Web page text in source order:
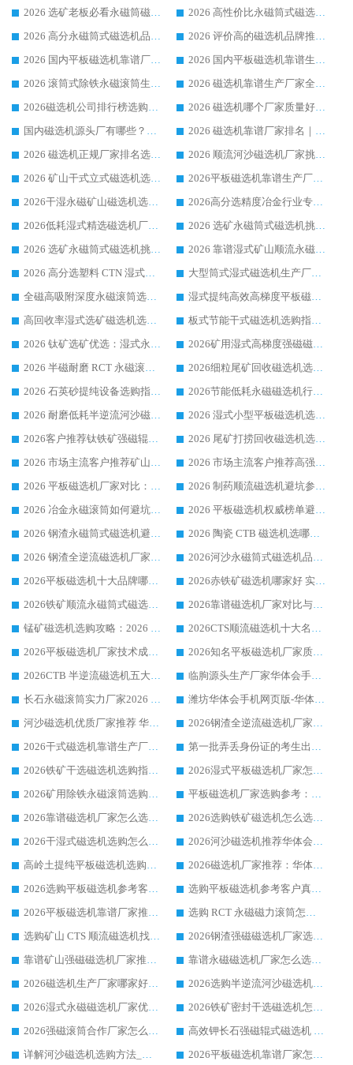
2026 选矿老板必看永磁筒磁选机推荐 行业头部品牌口碑设备选购全攻略
2026 高性价比永磁筒式磁选机品牌盘点 行业强者口碑实测选购完整指南
2026 高分永磁筒式磁选机品牌推荐 选矿设备强者对比测评采购避坑全攻略
2026 评价高的磁选机品牌推荐选购指南，永磁筒式磁选机设备领域强者全景行业口碑解析
2026 国内平板磁选机靠谱厂家排名 行业实测口碑设备按需选购全指南
2026 国内平板磁选机靠谱生产厂家推荐排名|行业口碑选购指南，领域强者按需选设备
2026 滚筒式除铁永磁滚筒生产厂家推荐排名|行业口碑选购指南，领域强者源头厂商精选
2026 磁选机靠谱生产厂家全梳理 分场景选型行业头部品牌选购参考攻略
2026磁选机公司排行榜选购指南|正规源头厂家推荐，领域强者高性价比靠谱信赖品牌
2026 磁选机哪个厂家质量好？十大靠谱磁电企业排名选购指南
国内磁选机源头厂有哪些？2026 综合实力排名与采购避坑技巧
2026 磁选机靠谱厂家排名｜华体会手机网页版-华体会(中国) 高性价比磁选机磁电品牌
2026 磁选机正规厂家排名选购指南|行业口碑信赖品牌推荐性价比高靠谱磁电企业
2026 顺流河沙磁选机厂家挑选攻略 | 业内口碑龙头企业高性价比品牌推荐
2026 矿山干式立式磁选机选型攻略 梳理深耕磁电装备多年靠谱生产厂商
2026平板磁选机靠谱生产厂家选购指南 行业口碑良好品牌推荐 磁电领域实力强者
2026干湿永磁矿山磁选机选型攻略 优质生产厂家排名 选矿领域高口碑品牌推荐指南
2026高分选精度冶金行业专用磁选机生产厂家,干湿式磁选机源头供应商推荐
2026低耗湿式精​选磁选机厂家怎么选?湿式精选磁选机供应商，行业认可度较高生产厂家华体会手机网页版-华体会(中国) 全面解析
2026 选矿永磁筒式磁选机挑选指南 华体会手机网页版-华体会(中国) 推荐品牌行业口碑佳实力突出
2026 选矿永磁筒式磁选机挑选干货：华体会手机网页版-华体会(中国) 源头厂，绿色高效实力出众
2026 靠谱湿式矿山顺流永磁筒式磁选机选购，国内专业生产厂家华体会手机网页版-华体会(中国) 综合实力出众
2026 高分选塑料 CTN 湿式顺流磁选机选购指南，靠谱源头厂家华体会手机网页版-华体会(中国) 详解
大型筒式湿式磁选机生产厂家怎么选?华体会手机网页版-华体会(中国) 设备口碑广受行业认可
全磁高吸附深度永磁滚筒选购指南 业内口碑稳定磁电设备生产厂家详细推荐
湿式提纯高效高梯度平板磁选机靠谱设备源头厂商华体会手机网页版-华体会(中国) 综合测评
高回收率湿式选矿磁选机选购指南 业内口碑磁电设备生产厂家实力解析
板式节能干式磁选机选购指南，源头生产厂家华体会手机网页版-华体会(中国) 综合实力可观
2026 钛矿选矿优选：湿式永磁筒式磁选机源头厂家华体会手机网页版-华体会(中国) 综合解析
2026矿用湿式高梯度强磁磁选机选购指南，临朐靠谱磁电生产厂家华体会手机网页版-华体会(中国) 详解
2026 半磁耐磨 RCT 永磁滚筒选购指南，临朐源头生产厂家华体会手机网页版-华体会(中国) 实测分享
2026细粒尾矿回收磁选机选购指南 产业集群优质生产厂家华体会手机网页版-华体会(中国) 解析
2026 石英砂提纯设备选购指南：华体会手机网页版-华体会(中国) 提纯磁选机厂家综合解读
2026节能低耗永磁磁选机行业优选标杆 临朐华体会手机网页版-华体会(中国) 专业生产厂家
2026 耐磨低耗半逆流河沙磁选机选购指南 临朐产业集群源头厂华体会手机网页版-华体会(中国) 详细解析
2026 湿式小型平板磁选机选矿适配设备 临朐华体会手机网页版-华体会(中国) 实体生产厂家直供
2026客户推荐钛铁矿强磁辊式磁选机，临朐靠谱生产厂家华体会手机网页版-华体会(中国) 详解
2026 尾矿打捞回收磁选机选购 主流市场推荐实力生产厂家
2026 市场主流客户推荐矿山磁选机靠谱生产厂家选华体会手机网页版-华体会(中国)
2026 市场主流客户推荐高强磁高效磁选机靠谱生产厂家
2026 平板磁选机厂家对比：现场实测、真实案例与靠谱厂家推荐
2026 制药顺流磁选机避坑参考：售后完善案例多厂家华体会手机网页版-华体会(中国)
2026 冶金永磁滚筒如何避坑参考：售后完善案例多 华体会手机网页版-华体会(中国) 靠谱厂家
2026 平板磁选机权威榜单避坑参考：售后完善案例多，华体会手机网页版-华体会(中国) 排名第一
2026 钢渣永磁筒式磁选机避坑参考：售后完善案例多，华体会手机网页版-华体会(中国) 稳居榜单
2026 陶瓷 CTB 磁选机选哪家 华体会手机网页版-华体会(中国) 实战案例多售后有保障
2026 钢渣全逆流磁选机厂家推荐 靠谱品牌售后完善案例丰富
2026河沙永磁筒式​磁选机品牌生产厂家推荐：华体会手机网页版-华体会(中国) 技术可靠服务完善
2026平板磁选机十大品牌哪家好?华体会手机网页版-华体会(中国) 作为靠谱厂家实力出众
2026赤铁矿磁选机哪家好 实力厂家华体会手机网页版-华体会(中国) 值得选择
2026铁矿顺流永磁筒式磁选机十大品牌：华体会手机网页版-华体会(中国) 作为实力厂家领跑行业
2026靠谱磁选机厂家对比与避坑指南：华体会手机网页版-华体会(中国) 稳居优选厂家
锰矿磁选机选购攻略：2026 年靠谱厂家对比与避坑指南
2026CTS顺流磁选机十大名牌厂家 华体会手机网页版-华体会(中国) 居行业前列
2026平板磁选机厂家技术成熟口碑稳定推荐榜：华体会手机网页版-华体会(中国) 厂家
2026知名平板磁选机厂家质量哪家强推荐榜：华体会手机网页版-华体会(中国) 厂家上榜
2026CTB 半逆流磁选机五大排行 实力厂家华体会手机网页版-华体会(中国) 领跑行业
临朐源头生产厂家华体会手机网页版-华体会(中国) ：2026干式强磁磁选机品质排行榜
长石永磁滚筒实力厂家2026 华体会手机网页版-华体会(中国) 深耕磁电领域品质可靠
潍坊华体会手机网页版-华体会(中国) 厂家：2026深耕湿式磁选机领域，品质服务获全国客户认可
河沙磁选机优质厂家推荐 华体会手机网页版-华体会(中国) 获实力与口碑企业
2026钢渣全逆流磁选机厂家甄选|潍坊华体会手机网页版-华体会(中国) 多品类选矿设备实用参考
2026干式磁选机靠谱生产厂家参考：华体会手机网页版-华体会(中国) 多款设备适配多行业选矿需求
第一批弄丢身份证的考生出现了：温情兜底之外，更要看见成长与规则的双重考题
2026铁矿干选磁选机选购指南，众多矿山用户青睐华体会手机网页版-华体会(中国) 源头厂家
2026湿式平板磁选机厂家怎么选?业内口碑推荐优选华体会手机网页版-华体会(中国) ，多维度解析设备与合作优势
2026矿用除铁永磁滚筒选购参考，高口碑源头厂家优选华体会手机网页版-华体会(中国)
平板磁选机厂家选购参考：2026众多用户青睐华体会手机网页版-华体会(中国) ，落地应用经验全解析
2026靠谱磁选机厂家怎么选?综合实测，众多客户青睐华体会手机网页版-华体会(中国) 设备
2026选购铁矿磁选机怎么选?综合口碑出众的华体会手机网页版-华体会(中国) 值得矿山用户参考
2026干湿式磁选机选购怎么选?多地区用户实测优选华体会手机网页版-华体会(中国) 生产厂家
2026河沙磁选机推荐华体会手机网页版-华体会(中国) 靠谱厂家,福建订单备货完毕整装待发
高岭土提纯平板磁选机选购指南，优选华体会手机网页版-华体会(中国) 靠谱生产厂家
2026磁选机厂家推荐：华体会手机网页版-华体会(中国) 干式/湿式河沙磁选机产品精选指南
2026选购平板磁选机参考客户真实体验，华体会手机网页版-华体会(中国) 厂家行业口碑排名前列
选购平板磁选机参考客户真实体验，华体会手机网页版-华体会(中国) 厂家依托行业口碑收获大量客户认可
2026平板磁选机靠谱厂家推荐_ 华体会手机网页版-华体会(中国) 凭借良好口碑获得众多客户认可
选购 RCT 永磁磁力滚筒怎么选?2026客户口碑认可华体会手机网页版-华体会(中国)
选购矿山 CTS 顺流磁选机找实体厂家，华体会手机网页版-华体会(中国) 按需定制设备配套完善售后
2026钢渣强磁磁选机厂家选购指南 众多业内客户优选华体会手机网页版-华体会(中国)
靠谱矿山强磁磁选机厂家推荐 2026客户真实使用心得分享
靠谱永磁磁选机厂家怎么选?福建客户真实体验分享华体会手机网页版-华体会(中国) 品牌
2026磁选机生产厂家哪家好?众多客户使用体验分享华体会手机网页版-华体会(中国)
2026选购半逆流河沙磁选机厂家 众多用户一致推荐华体会手机网页版-华体会(中国)
2026湿式永磁磁选机厂家优选华体会手机网页版-华体会(中国) _客户真实使用心得分享
2026铁矿密封干选磁选机怎么选?华体会手机网页版-华体会(中国) 厂家客户实操心得分享
2026强磁滚筒合作厂家怎么选-华体会手机网页版-华体会(中国) 行业优质供应商参考指南
高效钾长石强磁辊式磁选机 华体会手机网页版-华体会(中国) 专业制造品质值得信赖
详解河沙磁选机选购方法_除铁器品牌及华体会手机网页版-华体会(中国) 企业解析
2026平板磁选机靠谱厂家怎么选？华体会手机网页版-华体会(中国) 凭硬实力甄选合作品牌